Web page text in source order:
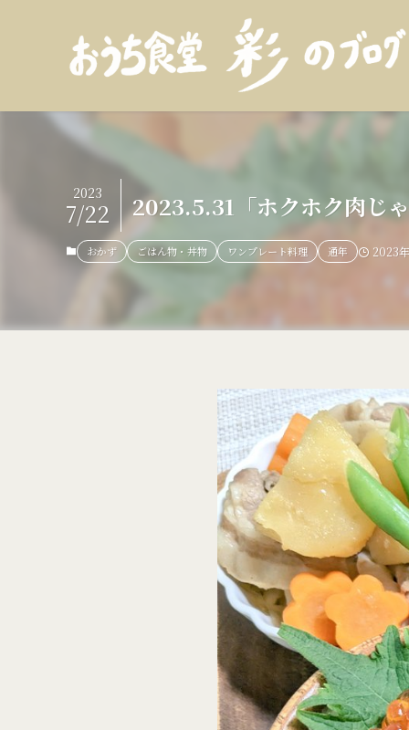
2023.5.31「ホクホク肉じ
2023
7/22
おかず ごはん物・丼物 ワンプレート料理 通年 2023